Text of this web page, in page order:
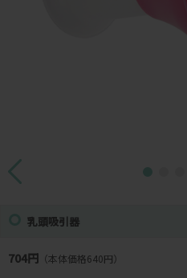
乳頭吸引器
704円 （本体価格640円）